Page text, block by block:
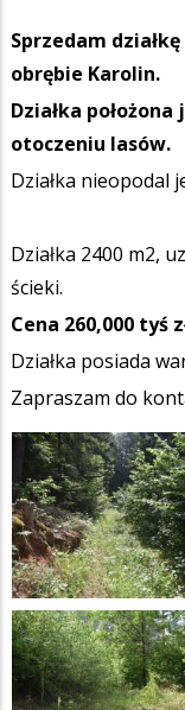
Sprzedam
obrębie Karolin.
Działka
otoczeniu lasów.
Działka nieopodal
Działka 2400 m2,
ścieki.
Cena 260,000 tyś
Działka posiada
Zapraszam do